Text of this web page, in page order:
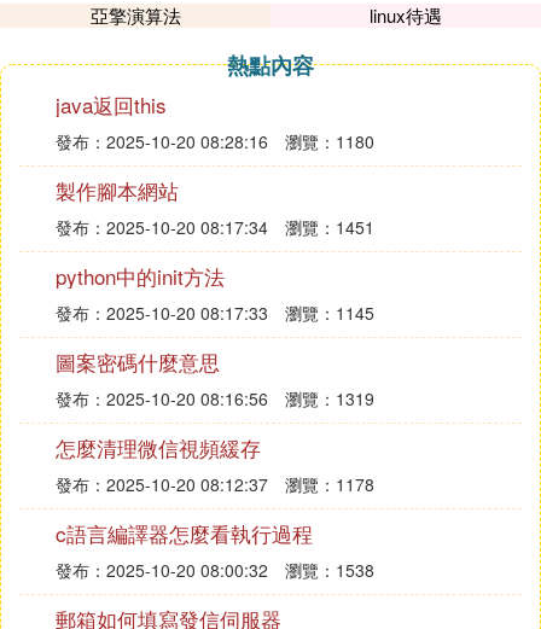
網站的所有數據都是
在資料庫中的，比如你的用
戶名密碼，以及注冊信息，登錄信息等等
還要就是網站的內容也都是存儲在資料庫的，因為現
在網站都是動態的，他的內容都是動態載入的，比如
你在新浪或者網路新聞看到的信息。有的會根據地域
不同，比如你是北京的他就重點顯示北京的新聞，你
的上海的就顯示上海的。或者廣告，也有定點投放，
這些信息都是存在資料庫的，然後網站通過判斷你是
屬於哪個，然後去資料庫中把信息讀取出來顯示給你
打字好多，不知道你聽明白沒有，希望採納啊。
④ mysql資料庫和網站有什麼關系
mysql是一款小型系統的資料庫系統，資料庫與網站
的關系是，資料庫在後台，前台就是web的展示層，
中間有些功能或技術還可以採用中間件技術。例如：
Apache+PHP+MySQL+Perl、Apache+PHP+MySQ
L+Serv-U等等。
⑤ 網站與資料庫的關系
亞擎演算法
linux待遇
熱點內容
java返回this
發布：2025-10-20 08:28:16 瀏覽：1180
製作腳本網站
發布：2025-10-20 08:17:34 瀏覽：1451
python中的init方法
發布：2025-10-20 08:17:33 瀏覽：1145
圖案密碼什麼意思
發布：2025-10-20 08:16:56 瀏覽：1319
怎麼清理微信視頻緩存
發布：2025-10-20 08:12:37 瀏覽：1178
c語言編譯器怎麼看執行過程
發布：2025-10-20 08:00:32 瀏覽：1538
郵箱如何填寫發信伺服器